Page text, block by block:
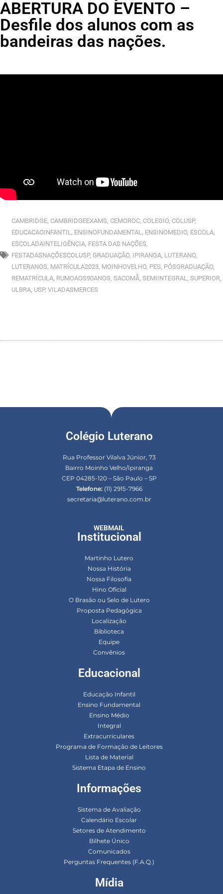
ABERTURA DO EVENTO –
Desfile dos alunos com as
bandeiras das nações.
CAMBRIDGE CAMBRIDGEEXAMS CEMOROC COLEGIO COLUSP,
EDUCACAOINFANTIL
ENSINOFUNDAMENTAL ENSINOMEDIO ESCOLA
ESCOLADAINTELIGÊNCIA FESTA DAS NAÇÕES
FESTADASNAÇÕESCOLUSP, GRADUAÇÃO IPIRANGA LUTERANO
LUTERANOS MATRÍCULA2023 MOINHOVELHO PES PÓSGRADUAÇÃO
REMATRÍCULA RUMOAOS90ANOS SACOMÃ SEMIINTEGRAL SUPERIOR
ULBRA USP, VILADASMERCES
Colégio Luterano
Rua Professor Vilalva Júnior, 73
Bairro Moinho Velho/Ipiranga
CEP 04285-120 – São Paulo – SP
Telefone:(11) 2915-7966
secretaria@luterano.com.br
WEBMAIL
Institucional
Martinho Lutero
Nossa História
Nossa Filosofia
Hino Oficial
O Brasão ou Selo de Lutero
Proposta Pedagógica
Localização
Biblioteca
Equipe
Convênios
Educacional
Educação Infantil
Ensino Fundamental
Ensino Médio
Integral
Extracurriculares
Programa de Formação de Leitores
Lista de Material
Sistema Etapa de Ensino
Informações
Sistema de Avaliação
Calendário Escolar
Setores de Atendimento
Bilhete Único
Comunicados
Perguntas Frequentes (F.A.Q.)
Mídia